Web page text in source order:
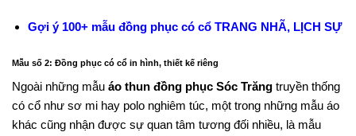
Gợi ý 100+ mẫu đồng phục có cổ TRANG NHÃ, LỊCH SỰ
Mẫu số 2: Đồng phục có cổ in hình, thiết kế riêng
Ngoài những mẫu áo thun đồng phục Sóc Trăng truyền thống
có cổ như sơ mi hay polo nghiêm túc, một trong những mẫu áo
khác cũng nhận được sự quan tâm tương đối nhiều, là mẫu